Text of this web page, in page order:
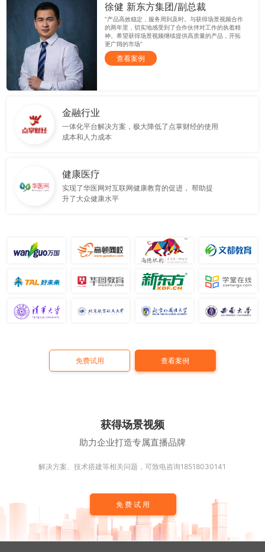
徐健 新东方集团/副总裁
“产品高效稳定，服务周到及时。与获得场景视频合作
的两年里，切实地感受到了合作伙伴对工作的执着精
神。希望获得场景视频继续提供高质量的产品，开拓
更广阔的市场”
查看案例
金融行业
一体化平台解决方案，极大降低了点掌财经的使用
成本和人力成本
健康医疗
实现了华医网对互联网健康教育的促进， 帮助提
升了大众健康水平
免费试用 查看案例
获得场景视频
助力企业打造专属直播品牌
解决方案、技术搭建等相关问题，可致电咨询18518030141
免费试用